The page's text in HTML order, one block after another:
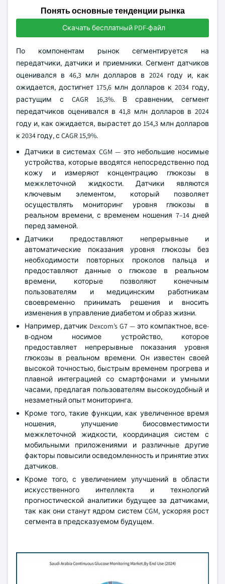
Понять основные тенденции рынка
Скачать бесплатный PDF-файл
По компонентам рынок сегментируется на
передатчики, датчики и приемники. Сегмент датчиков
оценивался в 46,3 млн долларов в 2024 году и, как
ожидается, достигнет 175,6 млн долларов к 2034 году,
растущим с CAGR 16,3%. В сравнении, сегмент
передатчиков оценивался в 41,8 млн долларов в 2024
году и, как ожидается, вырастет до 154,3 млн долларов
к 2034 году, с CAGR 15,9%.
Датчики в системах CGM — это небольшие носимые
устройства, которые вводятся непосредственно под
кожу и измеряют концентрацию глюкозы в
межклеточной жидкости. Датчики являются
ключевым элементом, который позволяет
осуществлять мониторинг уровня глюкозы в
реальном времени, с временем ношения 7–14 дней
перед заменой.
Датчики предоставляют непрерывные и
автоматические показания уровня глюкозы без
необходимости повторных проколов пальца и
предоставляют данные о глюкозе в реальном
времени, которые позволяют конечным
пользователям и медицинским работникам
своевременно принимать решения и вносить
изменения в управление диабетом и образ жизни.
Например, датчик Dexcom’s G7 — это компактное, все-
в-одном носимое устройство, которое
предоставляет непрерывные показания уровня
глюкозы в реальном времени. Он известен своей
высокой точностью, быстрым временем прогрева и
плавной интеграцией со смартфонами и умными
часами, предлагая пользователям высокоудобный и
незаметный опыт мониторинга.
Кроме того, такие функции, как увеличенное время
ношения, улучшение биосовместимости
межклеточной жидкости, координация систем с
мобильными приложениями и различные другие
факторы повысили осведомленность и принятие этих
датчиков.
Кроме того, с увеличением улучшений в области
искусственного интеллекта и технологий
прогностической аналитики будущее за датчиками,
так как они станут ядром систем CGM, ускоряя рост
сегмента в предсказуемом будущем.